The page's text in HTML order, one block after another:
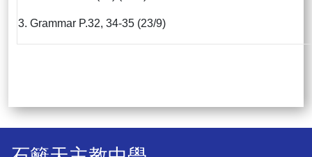
3. Grammar P.32, 34-35 (23/9)